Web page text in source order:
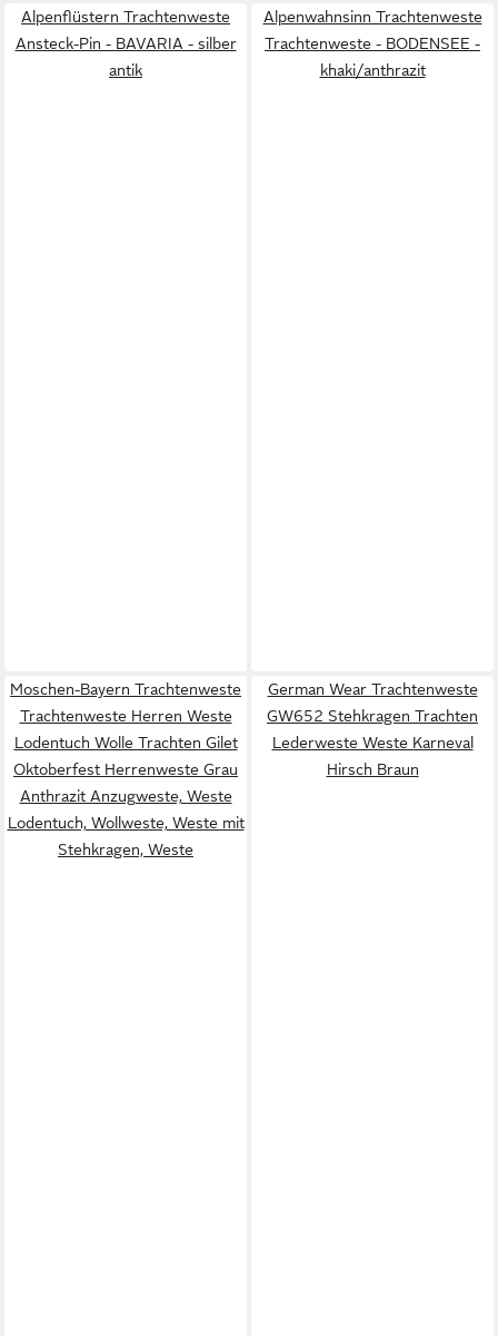
Alpenflüstern Trachtenweste
Ansteck-Pin - BAVARIA - silber
antik
Alpenwahnsinn Trachtenweste
Trachtenweste - BODENSEE -
khaki/anthrazit
Moschen-Bayern Trachtenweste
Trachtenweste Herren Weste
Lodentuch Wolle Trachten Gilet
Oktoberfest Herrenweste Grau
Anthrazit Anzugweste, Weste
Lodentuch, Wollweste, Weste mit
Stehkragen, Weste
German Wear Trachtenweste
GW652 Stehkragen Trachten
Lederweste Weste Karneval
Hirsch Braun